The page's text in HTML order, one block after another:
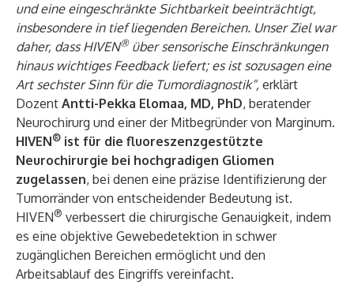
und eine eingeschränkte Sichtbarkeit beeinträchtigt,
insbesondere in tief liegenden Bereichen. Unser Ziel war
daher, dass HIVEN®über sensorische Einschränkungen
hinaus wichtiges Feedback liefert; es ist sozusagen eine
Art sechster Sinn für die Tumordiagnostik“, erklärt
Dozent Antti-Pekka Elomaa, MD, PhD, beratender
Neurochirurg und einer der Mitbegründer von Marginum.
HIVEN® ist für die fluoreszenzgestützte
Neurochirurgie bei hochgradigen Gliomen
zugelassen, bei denen eine präzise Identifizierung der
Tumorränder von entscheidender Bedeutung ist.
HIVEN® verbessert die chirurgische Genauigkeit, indem
es eine objektive Gewebedetektion in schwer
zugänglichen Bereichen ermöglicht und den
Arbeitsablauf des Eingriffs vereinfacht.